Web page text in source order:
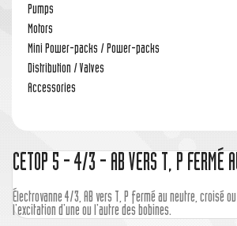
Pumps
Motors
Mini Power-packs / Power-packs
Distribution / Valves
Accessories
CETOP 5 - 4/3 - AB VERS T, P FERMÉ
Électrovanne 4/3, AB vers T, P fermé au neutre, croisé
l'excitation d'une ou l'autre des bobines.